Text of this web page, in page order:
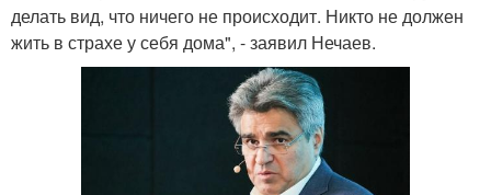
делать вид, что ничего не происходит. Никто не должен
жить в страхе у себя дома", - заявил Нечаев.